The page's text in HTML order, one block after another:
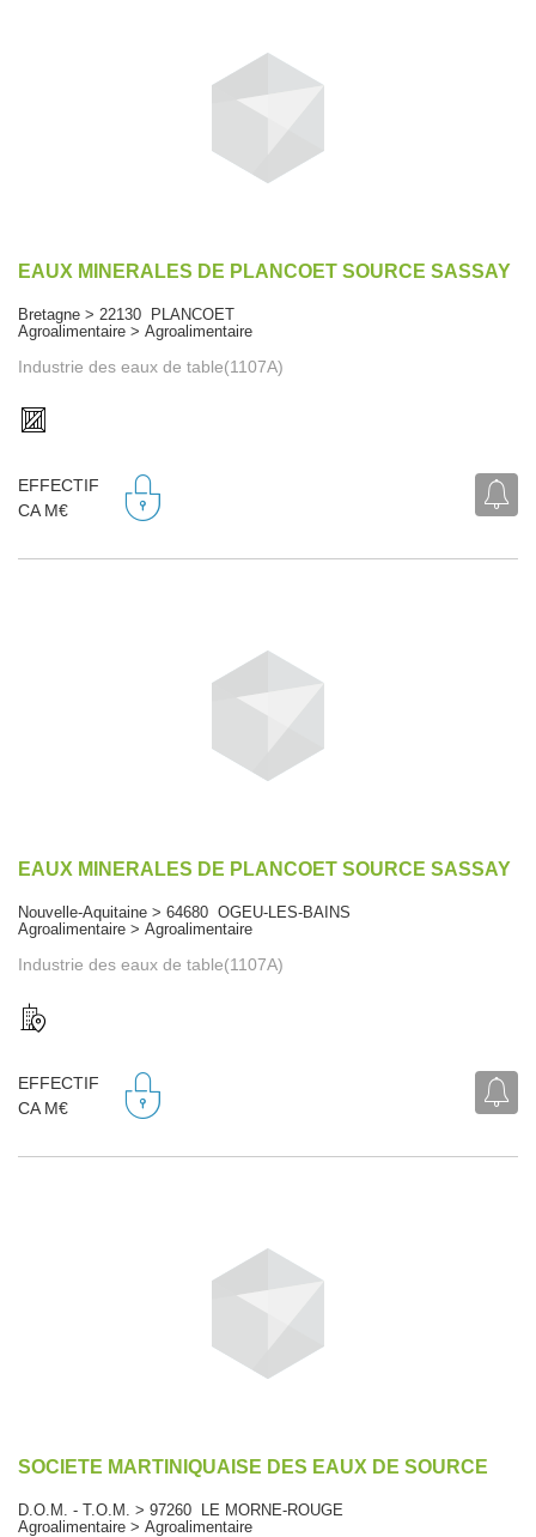
EAUX MINERALES DE PLANCOET SOURCE SASSAY
Bretagne > 22130 PLANCOET
Agroalimentaire > Agroalimentaire
Industrie des eaux de table(1107A)
EFFECTIF
CA M€
EAUX MINERALES DE PLANCOET SOURCE SASSAY
Nouvelle-Aquitaine > 64680 OGEU-LES-BAINS
Agroalimentaire > Agroalimentaire
Industrie des eaux de table(1107A)
EFFECTIF
CA M€
SOCIETE MARTINIQUAISE DES EAUX DE SOURCE
D.O.M. - T.O.M. > 97260 LE MORNE-ROUGE
Agroalimentaire > Agroalimentaire